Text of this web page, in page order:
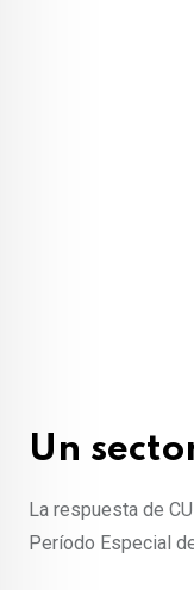
Un
La respuesta de
Período Especial